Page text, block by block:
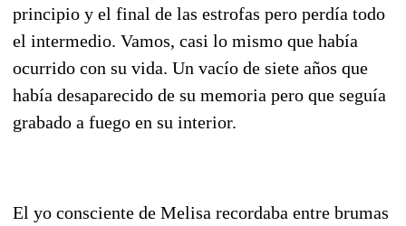
principio y el final de las estrofas pero perdía todo
el intermedio. Vamos, casi lo mismo que había
ocurrido con su vida. Un vacío de siete años que
había desaparecido de su memoria pero que seguía
grabado a fuego en su interior.
El yo consciente de Melisa recordaba entre brumas